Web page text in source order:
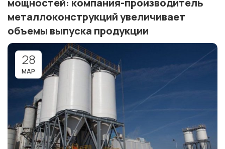
мощностей: компания-производитель
металлоконструкций увеличивает
объемы выпуска продукции
28
МАР